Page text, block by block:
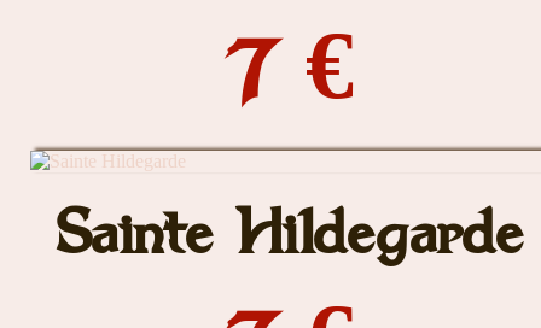
7 €
Sainte Hildegarde